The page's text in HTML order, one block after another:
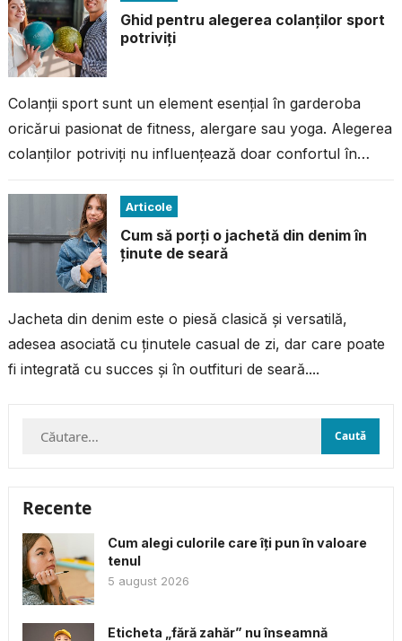
Ghid pentru alegerea colanților sport
potriviți
Colanții sport sunt un element esențial în garderoba
oricărui pasionat de fitness, alergare sau yoga. Alegerea
colanților potriviți nu influențează doar confortul în
Articole
Cum să porți o jachetă din denim în
ținute de seară
Jacheta din denim este o piesă clasică și versatilă,
adesea asociată cu ținutele casual de zi, dar care poate
fi integrată cu succes și în outfituri de seară....
Caută
Recente
Cum alegi culorile care îți pun în valoare
tenul
5 august 2026
Eticheta „fără zahăr” nu înseamnă